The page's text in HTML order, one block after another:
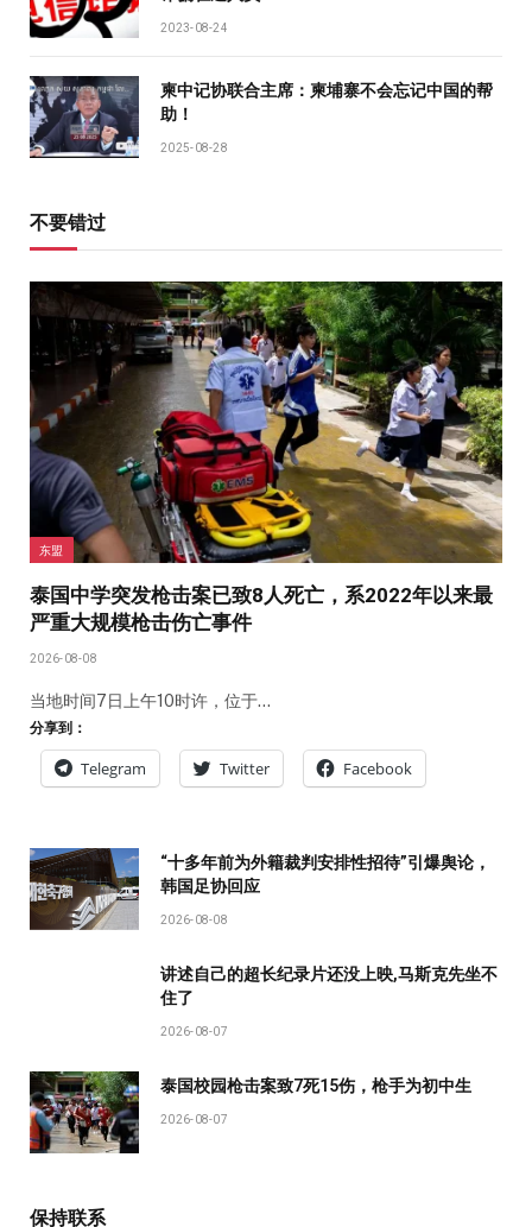
2023-08-24
柬中记协联合主席：柬埔寨不会忘记中国的帮
助！
2025-08-28
不要错过
东盟
泰国中学突发枪击案已致8人死亡，系2022年以来最
严重大规模枪击伤亡事件
2026-08-08
当地时间7日上午10时许，位于…
分享到：
Telegram Twitter Facebook
“十多年前为外籍裁判安排性招待”引爆舆论，
韩国足协回应
2026-08-08
讲述自己的超长纪录片还没上映,马斯克先坐不
住了
2026-08-07
泰国校园枪击案致7死15伤，枪手为初中生
2026-08-07
保持联系